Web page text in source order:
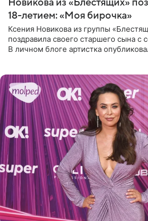
Новикова из «Блестящих»
18-летием: «Моя бирочка»
Ксения Новикова из группы
поздравила своего старшего сына с
В личном блоге артистка